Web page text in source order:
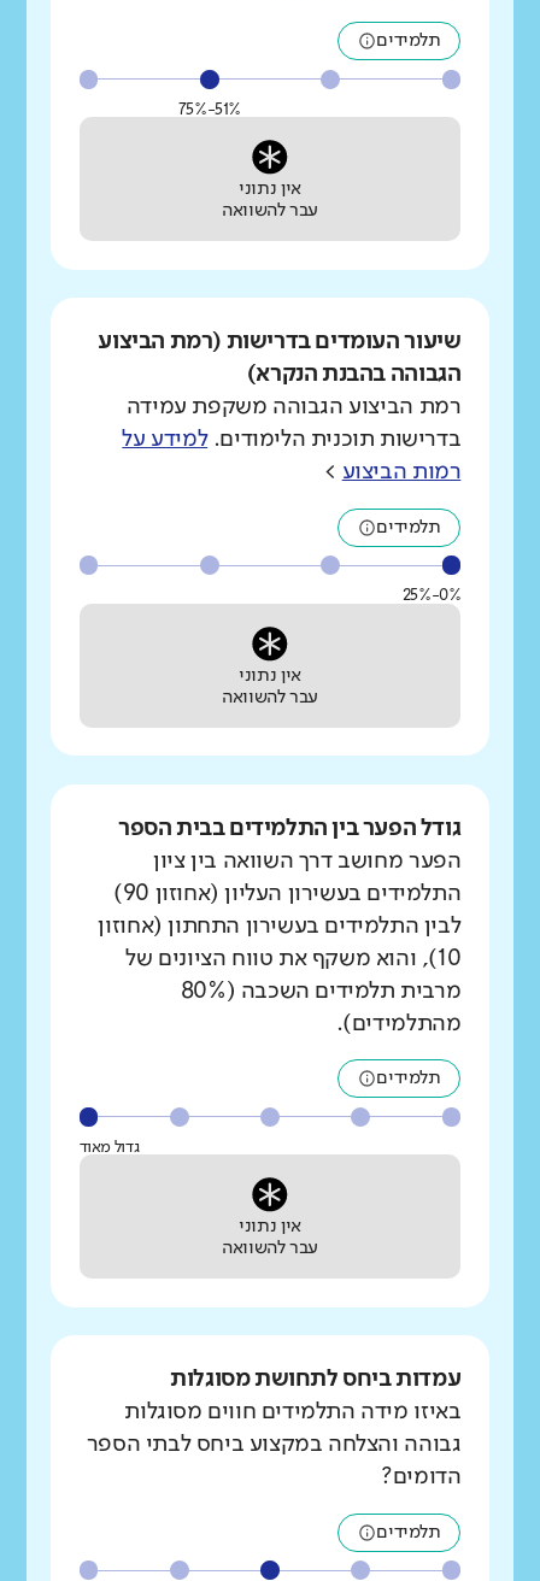
תלמידים
51%-75%
אין נתוני
עבר להשוואה
שיעור העומדים בדרישות (רמת הביצוע
הגבוהה בהבנת הנקרא)
רמת הביצוע הגבוהה משקפת עמידה
בדרישות תוכנית הלימודים.למידע על
רמות הביצוע >
תלמידים
0%-25%
אין נתוני
עבר להשוואה
גודל הפער בין התלמידים בבית הספר
הפער מחושב דרך השוואה בין ציון
התלמידים בעשירון העליון (אחוזון 90)
לבין התלמידים בעשירון התחתון (אחוזון
10), והוא משקף את טווח הציונים של
מרבית תלמידים השכבה (80%
מהתלמידים).
תלמידים
גדול מאוד
אין נתוני
עבר להשוואה
עמדות ביחס לתחושת מסוגלות
באיזו מידה התלמידים חווים מסוגלות
גבוהה והצלחה במקצוע ביחס לבתי הספר
הדומים?
תלמידים